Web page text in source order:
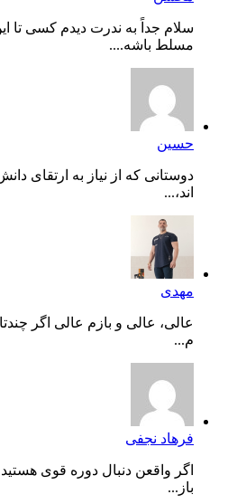
سلام جداً به ندرت دیدم کسی تا
مسلط باشه....
حسین
دوستانی که از نیاز به ارتقای
اند،...
مهدی
عالی، عالی و بازم عالی اگر
م...
فرهاد نجفی
اگر واقعن دنبال دوره قوی هستید
باز...